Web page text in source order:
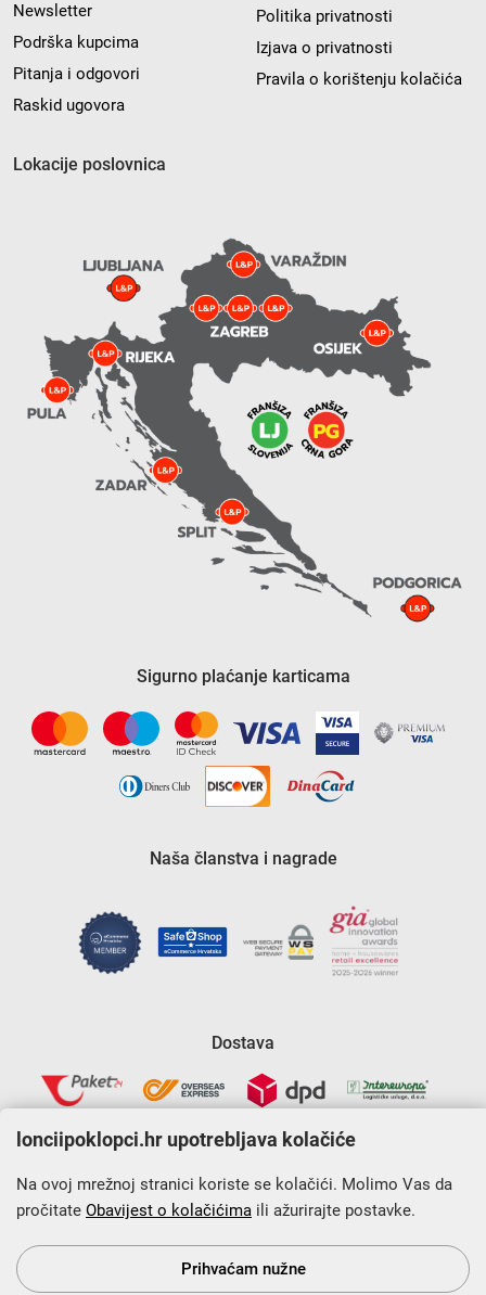
Newsletter
Podrška kupcima
Pitanja i odgovori
Raskid ugovora
Politika privatnosti
Izjava o privatnosti
Pravila o korištenju kolačića
Lokacije poslovnica
Sigurno plaćanje karticama
Naša članstva i nagrade
Dostava
Krajnji primatelj financijskog instrumenta sufinanciranog iz
Europskog fonda za regionalni razvoj u sklopu Operativnog
programa „Konkurentnost i kohezija”.
lonciipoklopci.hr upotrebljava kolačiće
Na ovoj mrežnoj stranici koriste se kolačići. Molimo Vas da
pročitate Obavijest o kolačićima ili ažurirajte postavke.
Prihvaćam nužne